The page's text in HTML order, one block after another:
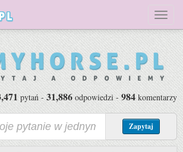
Toggle
pytań -31,886odpowiedzi -984komentarzy
Zapytaj